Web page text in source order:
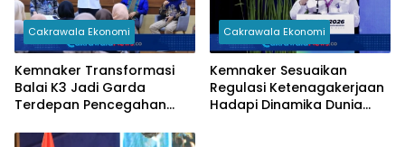
Cakrawala Ekonomi
Kemnaker Transformasi
Balai K3 Jadi Garda
Terdepan Pencegahan
Cakrawala Ekonomi
Kemnaker Sesuaikan
Regulasi Ketenagakerjaan
Hadapi Dinamika Dunia